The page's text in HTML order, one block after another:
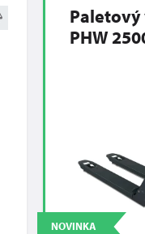
Paletový
PHW
NOVINKA